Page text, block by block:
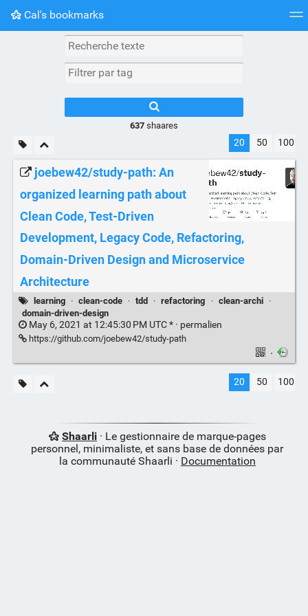
Cal's bookmarks
Nuage de tags Mur d'images
637shaares
20 50 100
joebew42/study-path: An
organized learning path about
Clean Code, Test-Driven
Development, Legacy Code, Refactoring,
Domain-Driven Design and Microservice
Architecture
learning · clean-code · tdd · refactoring · clean-archi
·
domain-driven-design
May 6, 2021 at 12:45:30 PM UTC * · permalien
https://github.com/joebew42/study-path
·
20 50 100
Shaarli· Le gestionnaire de marque-pages
personnel, minimaliste, et sans base de données par
la communauté Shaarli · Documentation